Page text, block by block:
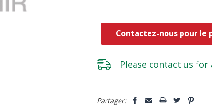
Contactez-nous pour le
Please contact us for
vous!
Partager: